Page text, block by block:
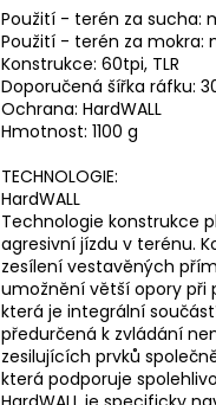
Použití - terén za sucha:
Použití - terén za mokra:
Konstrukce: 60tpi, TLR
Doporučená šířka ráfku:
Ochrana: HardWALL
Hmotnost: 1100 g
TECHNOLOGIE:
HardWALL
Technologie konstrukce
agresivní jízdu v terénu.
zesílení vestavěných
umožnění větší opory při
která je integrální
předurčená k zvládání
zesilujících prvků
která podporuje